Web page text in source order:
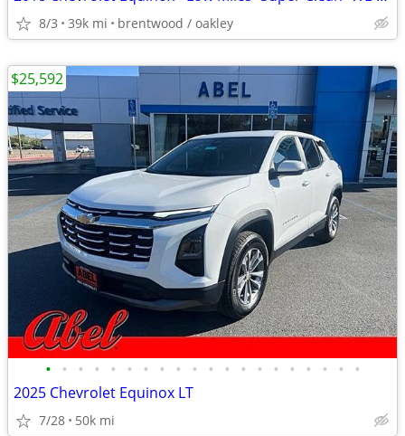
8/3 39k mi brentwood / oakley
• • • • • • • • • • • • • • • • • • • •
2025 Chevrolet Equinox LT
7/28 50k mi
$25,592